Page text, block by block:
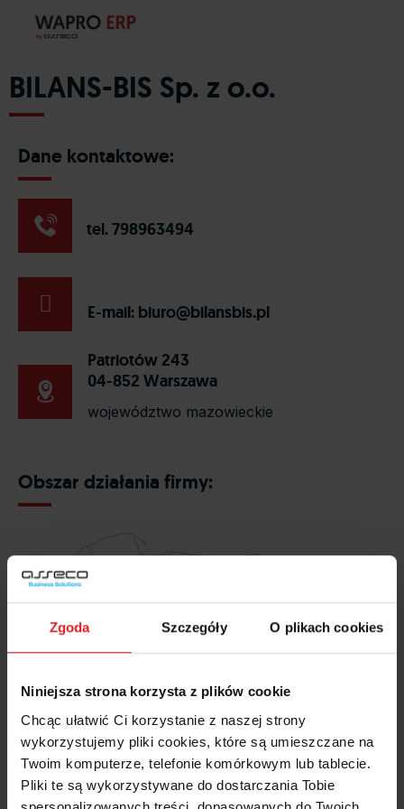
Zgoda Szczegóły O plikach cookies
Niniejsza strona korzysta z plików cookie
Chcąc ułatwić Ci korzystanie z naszej strony
wykorzystujemy pliki cookies, które są umieszczane na
Twoim komputerze, telefonie komórkowym lub tablecie.
Pliki te są wykorzystywane do dostarczania Tobie
BILANS-BIS Sp. z o.o.
Dane kontaktowe:
tel. 798963494
E-mail: biuro@bilansbis.pl
Patriotów 243
04-852 Warszawa
województwo mazowieckie
Obszar działania firmy: